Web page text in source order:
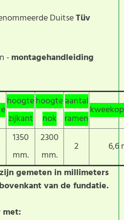
DuitseTüv
-montagehandleiding
hoogte
zijkant
hoogte
nok
aantal
ramen
1350
mm.
2300
mm.
2
6,6
gemeten in millimeters
van de fundatie.